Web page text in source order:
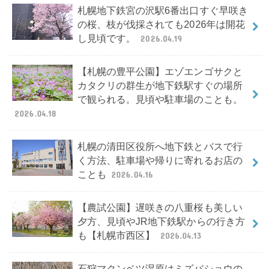
札幌地下鉄宮の沢駅6番出口すぐ早咲き
の桜、枝が伐採されても2026年は開花
し見頃です。
2026.04.19
【札幌の豊平公園】エゾエンゴサクと
カタクリの群生が地下鉄駅すぐの場所
で観られる。見頃や駐車場のことも。
2026.04.18
札幌の清田区役所へ地下鉄とバスで行
く方法、駐車場や帰りに寄れるお店の
ことも
2026.04.16
【農試公園】遅咲きの八重桜も美しい
夕方、見頃やJR地下鉄駅からの行き方
も【札幌市西区】
2026.04.13